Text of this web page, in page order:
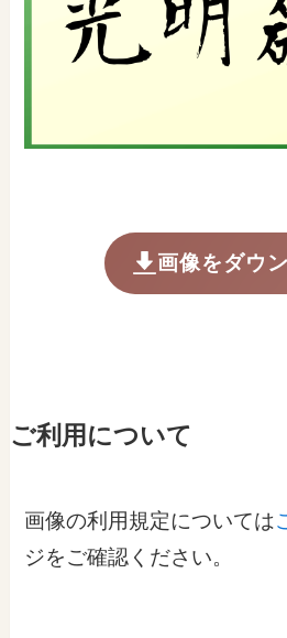
画像をダウ
ご利用について
画像の利用規定については
ジをご確認ください。